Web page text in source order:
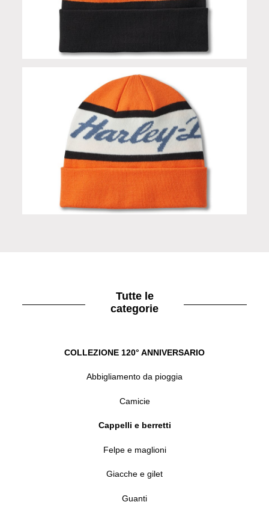
Beanie H-D Script - Harley Black in Limited Edition
Beanie H-D Script - Harley Orange in Limited Edition
Tutte le
categorie
COLLEZIONE 120° ANNIVERSARIO
Abbigliamento da pioggia
Camicie
Cappelli e berretti
Felpe e maglioni
Giacche e gilet
Guanti